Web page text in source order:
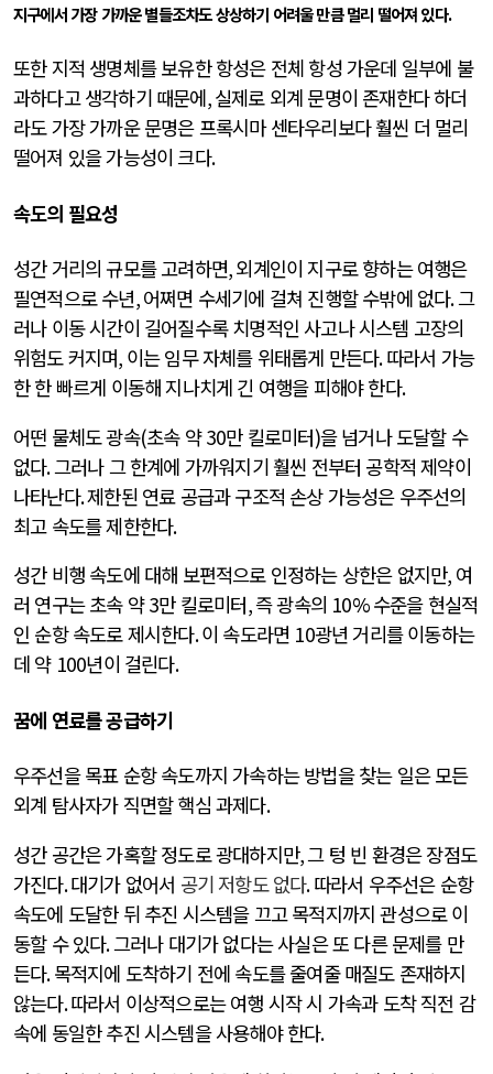
지구에서 가장 가까운 별들조차도 상상하기 어려울 만큼 멀리 떨어져 있다.
또한 지적 생명체를 보유한 항성은 전체 항성 가운데 일부에 불
과하다고 생각하기 때문에,실제로 외계 문명이 존재한다 하더
라도 가장 가까운 문명은 프록시마 센타우리보다 훨씬 더 멀리
떨어져 있을 가능성이 크다.
속도의 필요성
성간 거리의 규모를 고려하면,외계인이 지구로 향하는 여행은
필연적으로 수년,어쩌면 수세기에 걸쳐 진행할 수밖에 없다.그
러나 이동 시간이 길어질수록 치명적인 사고나 시스템 고장의
위험도 커지며, 이는 임무 자체를 위태롭게 만든다.따라서 가능
한 한 빠르게 이동해 지나치게 긴 여행을 피해야 한다.
어떤 물체도 광속(초속 약30만 킬로미터)을 넘거나 도달할 수
없다.그러나 그 한계에 가까워지기 훨씬 전부터 공학적 제약이
나타난다.제한된 연료 공급과 구조적 손상 가능성은 우주선의
최고 속도를 제한한다.
성간 비행 속도에 대해 보편적으로 인정하는 상한은 없지만, 여
러 연구는 초속 약3만 킬로미터,즉 광속의 10%수준을 현실적
인 순항 속도로 제시한다.이 속도라면 10광년 거리를 이동하는
데 약 100년이 걸린다.
꿈에 연료를 공급하기
우주선을 목표 순항 속도까지 가속하는 방법을 찾는 일은 모든
외계 탐사자가 직면할 핵심 과제다.
성간 공간은 가혹할 정도로 광대하지만,그 텅 빈 환경은 장점도
가진다.대기가 없어서 공기 저항도 없다.따라서 우주선은 순항
속도에 도달한 뒤 추진 시스템을 끄고 목적지까지 관성으로 이
동할 수 있다.그러나 대기가 없다는 사실은 또 다른 문제를 만
든다.목적지에 도착하기 전에 속도를 줄여줄 매질도 존재하지
않는다.따라서 이상적으로는 여행 시작 시 가속과 도착 직전 감
속에 동일한 추진 시스템을 사용해야 한다.